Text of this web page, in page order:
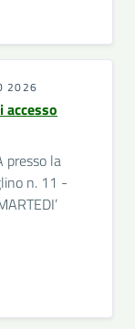
2026
presso la
n. 11 -